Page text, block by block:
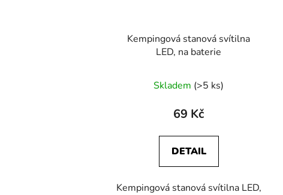
Kempingová stanová svítilna
LED, na baterie
Skladem (>5 ks)
69 Kč
DETAIL
Kempingová stanová svítilna LED,